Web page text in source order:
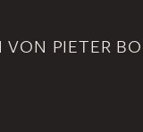
VON PIETER